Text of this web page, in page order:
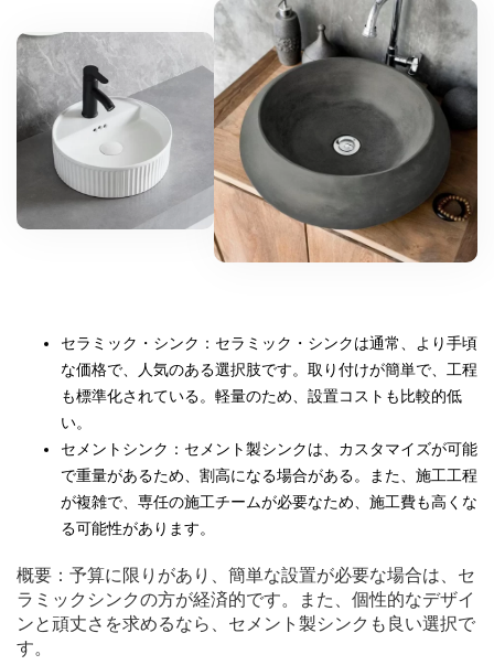
セラミック・シンク：セラミック・シンクは通常、より手頃
な価格で、人気のある選択肢です。取り付けが簡単で、工程
も標準化されている。軽量のため、設置コストも比較的低
い。
セメントシンク：セメント製シンクは、カスタマイズが可能
で重量があるため、割高になる場合がある。また、施工工程
が複雑で、専任の施工チームが必要なため、施工費も高くな
る可能性があります。
概要：予算に限りがあり、簡単な設置が必要な場合は、セ
ラミックシンクの方が経済的です。また、個性的なデザイ
ンと頑丈さを求めるなら、セメント製シンクも良い選択で
す。